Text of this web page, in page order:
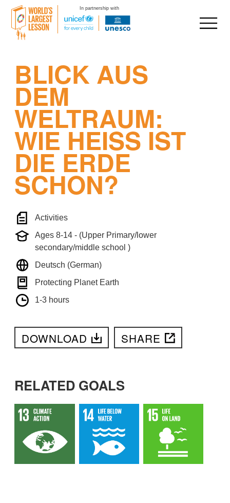
In partnership with
content
BLICK AUS
DEM
WELTRAUM:
WIE HEISS IST D
IE ERDE S
CHON?
Activities
Ages 8-14 - (Upper Primary/lower
secondary/middle school )
Deutsch (German)
Protecting Planet Earth
1-3 hours
DOWNLOAD SHARE
RELATED GOALS